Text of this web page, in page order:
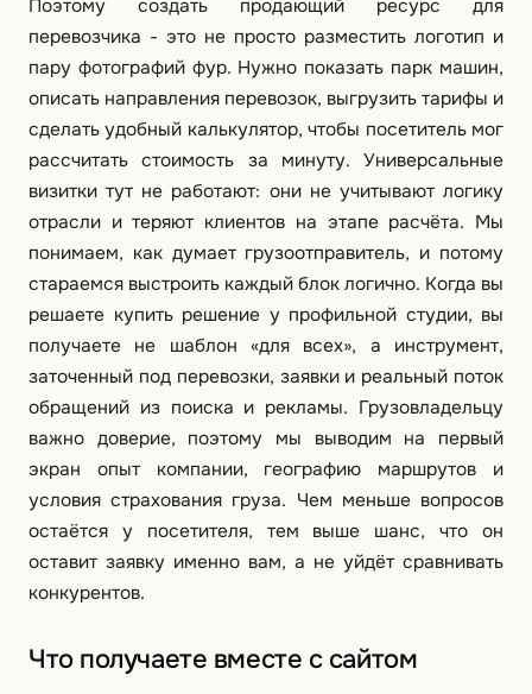
Поэтому создать продающий ресурс для
перевозчика - это не просто разместить логотип и
пару фотографий фур. Нужно показать парк машин,
описать направления перевозок, выгрузить тарифы и
сделать удобный калькулятор, чтобы посетитель мог
рассчитать стоимость за минуту. Универсальные
визитки тут не работают: они не учитывают логику
отрасли и теряют клиентов на этапе расчёта. Мы
понимаем, как думает грузоотправитель, и потому
стараемся выстроить каждый блок логично. Когда вы
решаете купить решение у профильной студии, вы
получаете не шаблон «для всех», а инструмент,
заточенный под перевозки, заявки и реальный поток
обращений из поиска и рекламы. Грузовладельцу
важно доверие, поэтому мы выводим на первый
экран опыт компании, географию маршрутов и
условия страхования груза. Чем меньше вопросов
остаётся у посетителя, тем выше шанс, что он
оставит заявку именно вам, а не уйдёт сравнивать
конкурентов.
Что получаете вместе с сайтом